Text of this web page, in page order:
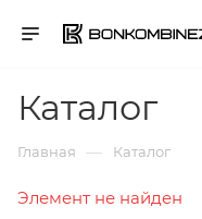
Каталог
Главная — Каталог
Элемент не найден